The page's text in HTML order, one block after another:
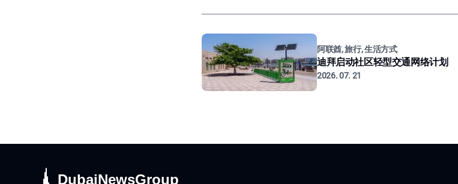
阿联酋, 旅行, 生活方式
迪拜启动社区轻型交通网络计划
2026. 07. 21
DubaiNewsGroup